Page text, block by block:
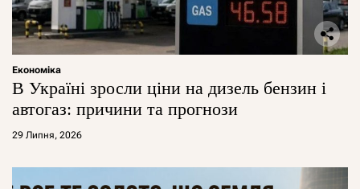
Економіка
В Україні зросли ціни на дизель бензин і
автогаз: причини та прогнози
29 Липня, 2026